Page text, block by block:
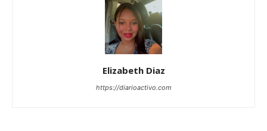
Elizabeth Diaz
https://diarioactivo.com